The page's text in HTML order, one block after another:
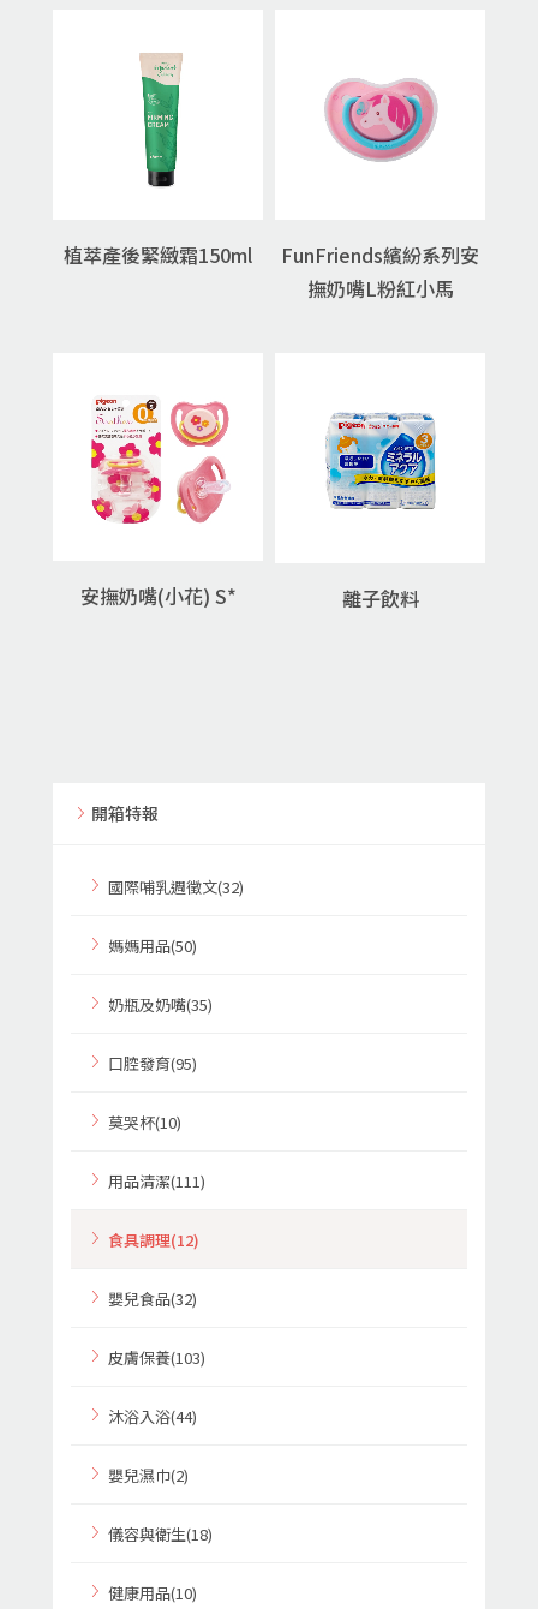
植萃產後緊緻霜150ml
FunFriends繽紛系列安
撫奶嘴L粉紅小馬
安撫奶嘴(小花) S* 離子飲料
開箱特報
國際哺乳週徵文(32)
媽媽用品(50)
奶瓶及奶嘴(35)
口腔發育(95)
莫哭杯(10)
用品清潔(111)
食具調理(12)
嬰兒食品(32)
皮膚保養(103)
沐浴入浴(44)
嬰兒濕巾(2)
儀容與衛生(18)
健康用品(10)